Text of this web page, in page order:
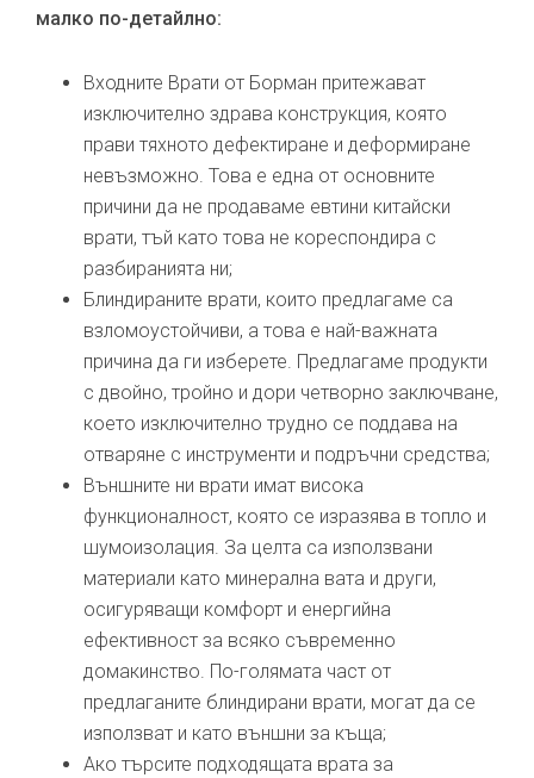
малко по-детайлно:
Входните Врати от Борман притежават
изключително здрава конструкция, която
прави тяхното дефектиране и деформиране
невъзможно. Това е една от основните
причини да не продаваме евтини китайски
врати, тъй като това не кореспондира с
разбиранията ни;
Блиндираните врати, които предлагаме са
взломоустойчиви, а това е най-важната
причина да ги изберете. Предлагаме продукти
с двойно, тройно и дори четворно заключване,
което изключително трудно се поддава на
отваряне с инструменти и подръчни средства;
Външните ни врати имат висока
функционалност, която се изразява в топло и
шумоизолация. За целта са използвани
материали като минерална вата и други,
осигуряващи комфорт и енергийна
ефективност за всяко съвременно
домакинство. По-голямата част от
предлаганите блиндирани врати, могат да се
използват и като външни за къща;
Ако търсите подходящата врата за